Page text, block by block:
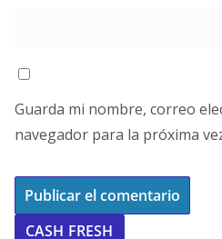
Guarda mi nombre, correo
navegador para la próxima
CASH FRESH